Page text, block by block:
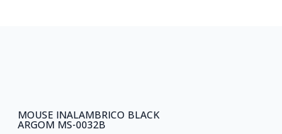
MOUSE INALAMBRICO BLACK
ARGOM MS-0032B